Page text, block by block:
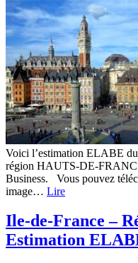
Voici l’estimation ELABE
région HAUTS-DE-
Business. Vous pouvez
image… Lire
Ile-de-France –
Estimation